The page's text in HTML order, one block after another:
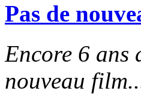
Pas de
Encore 6 ans
nouveau